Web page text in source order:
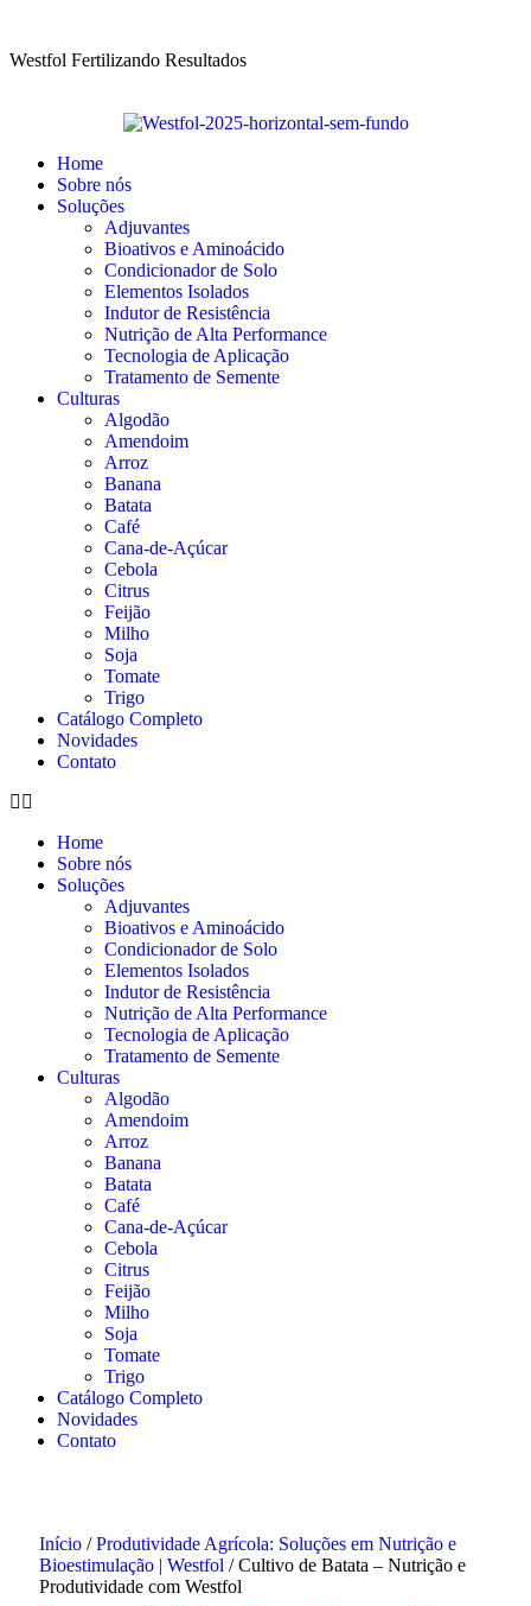
Westfol Fertilizando Resultados
Home
Sobre nós
Soluções
Adjuvantes
Bioativos e Aminoácido
Condicionador de Solo
Elementos Isolados
Indutor de Resistência
Nutrição de Alta Performance
Tecnologia de Aplicação
Tratamento de Semente
Culturas
Algodão
Amendoim
Arroz
Banana
Batata
Café
Cana-de-Açúcar
Cebola
Citrus
Feijão
Milho
Soja
Tomate
Trigo
Catálogo Completo
Novidades
Contato
Home
Sobre nós
Soluções
Adjuvantes
Bioativos e Aminoácido
Condicionador de Solo
Elementos Isolados
Indutor de Resistência
Nutrição de Alta Performance
Tecnologia de Aplicação
Tratamento de Semente
Culturas
Algodão
Amendoim
Arroz
Banana
Batata
Café
Cana-de-Açúcar
Cebola
Citrus
Feijão
Milho
Soja
Tomate
Trigo
Catálogo Completo
Novidades
Contato
Início /Produtividade Agrícola: Soluções em Nutrição e
Bioestimulação | Westfol / Cultivo de Batata – Nutrição e
Produtividade com Westfol